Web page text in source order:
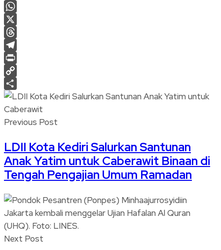
Facebook
WhatsApp
X
Threads
Telegram
Print
Copy
Link
Share
Previous Post
LDII Kota Kediri Salurkan Santunan
Anak Yatim untuk Caberawit Binaan di
Tengah Pengajian Umum Ramadan
Next Post